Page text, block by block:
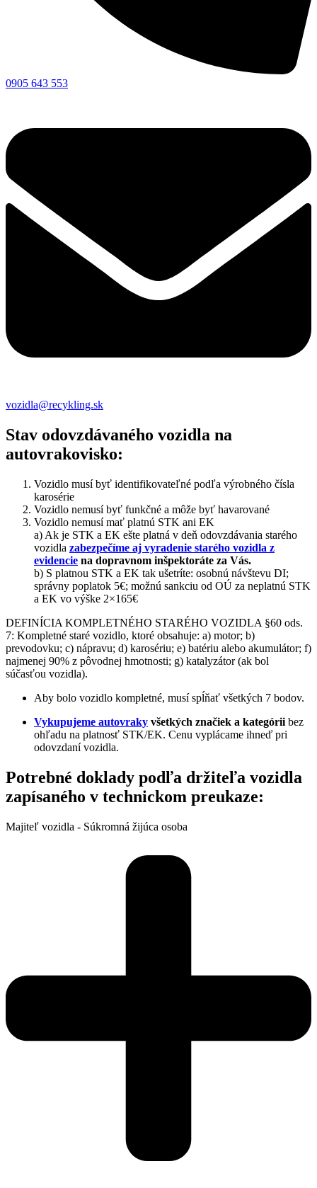
0905 643 553
vozidla@recykling.sk
Stav odovzdávaného vozidla na
autovrakovisko:
Vozidlo musí byť identifikovateľné podľa výrobného čísla
karosérie
Vozidlo nemusí byť funkčné a môže byť havarované
Vozidlo nemusí mať platnú STK ani EK
a) Ak je STK a EK ešte platná v deň odovzdávania starého
vozidla zabezpečíme aj vyradenie starého vozidla z
evidencie na dopravnom inšpektoráte za Vás.
b) S platnou STK a EK tak ušetríte: osobnú návštevu DI;
správny poplatok 5€; možnú sankciu od OÚ za neplatnú STK
a EK vo výške 2×165€
DEFINÍCIA KOMPLETNÉHO STARÉHO VOZIDLA §60 ods.
7: Kompletné staré vozidlo, ktoré obsahuje: a) motor; b)
prevodovku; c) nápravu; d) karosériu; e) batériu alebo akumulátor; f)
najmenej 90% z pôvodnej hmotnosti; g) katalyzátor (ak bol
súčasťou vozidla).
Aby bolo vozidlo kompletné, musí spĺňať všetkých 7 bodov.
Vykupujeme autovraky všetkých značiek a kategórii bez
ohľadu na platnosť STK/EK. Cenu vyplácame ihneď pri
odovzdaní vozidla.
Potrebné doklady podľa držiteľa vozidla
zapísaného v technickom preukaze:
Majiteľ vozidla - Súkromná žijúca osoba